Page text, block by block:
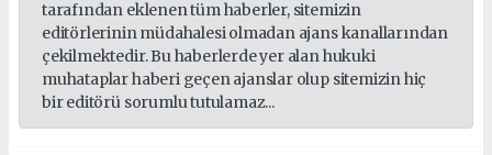
tarafından eklenen tüm haberler, sitemizin
editörlerinin müdahalesi olmadan ajans kanallarından
çekilmektedir. Bu haberlerde yer alan hukuki
muhataplar haberi geçen ajanslar olup sitemizin hiç
bir editörü sorumlu tutulamaz...